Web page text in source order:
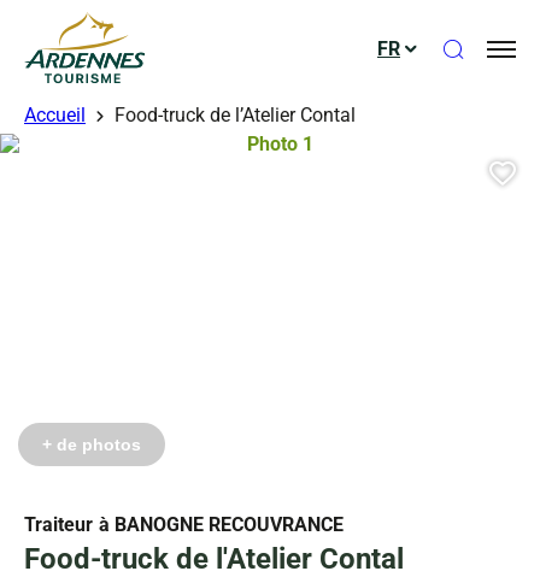
ADT des Ardennes
FR Ouvrir
Accueil Food-truck de l’Atelier Contal
Traiteur à BANOGNE RECOUVRANCE
Food-truck de l'Atelier Contal
Photo 1, © Droits gérés – Atelier
+ de photos